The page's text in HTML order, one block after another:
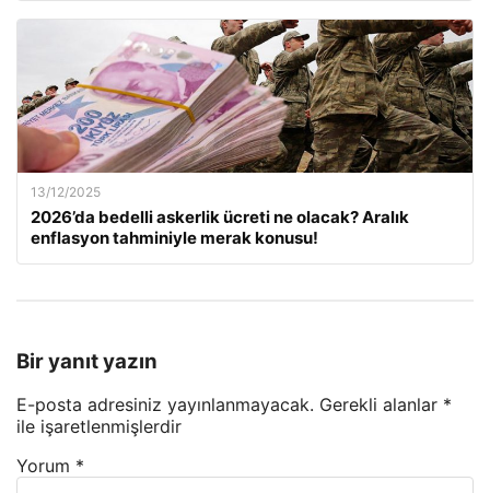
13/12/2025
2026’da bedelli askerlik ücreti ne olacak? Aralık
enflasyon tahminiyle merak konusu!
Bir yanıt yazın
E-posta adresiniz yayınlanmayacak. Gerekli alanlar *
ile işaretlenmişlerdir
Yorum *